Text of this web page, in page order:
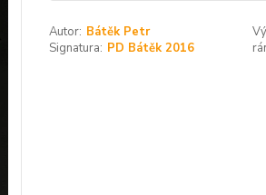
Autor: Bátěk Petr
Signatura: PD Bátěk 2016